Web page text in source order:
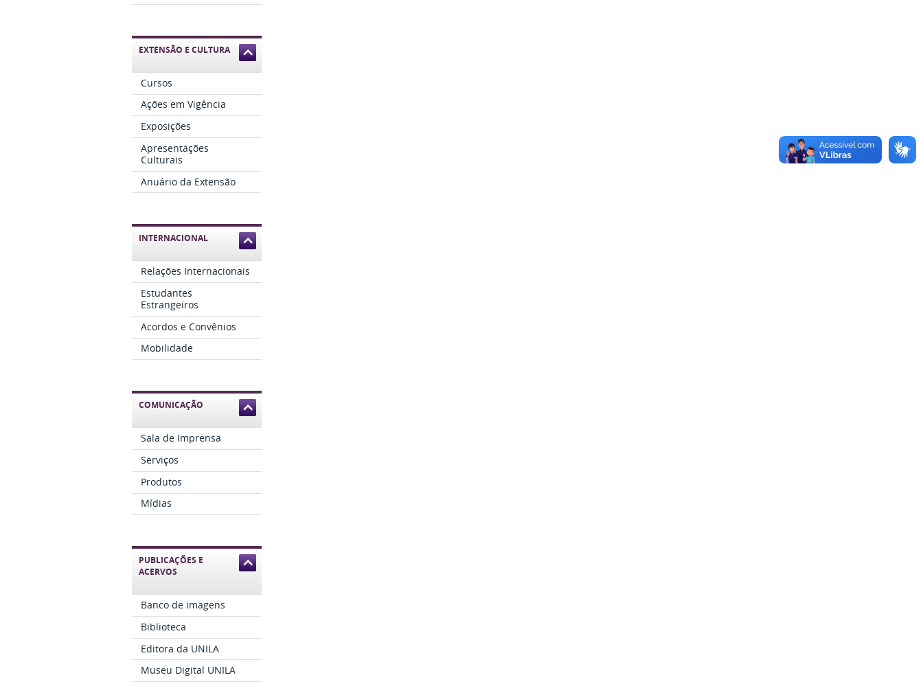
EXTENSÃO E CULTURA
Cursos
Ações em Vigência
Exposições
Apresentações
Culturais
Anuário da Extensão
INTERNACIONAL
Relações Internacionais
Estudantes
Estrangeiros
Acordos e Convênios
Mobilidade
COMUNICAÇÃO
Sala de Imprensa
Serviços
Produtos
Mídias
PUBLICAÇÕES E
ACERVOS
Banco de imagens
Biblioteca
Editora da UNILA
Museu Digital UNILA